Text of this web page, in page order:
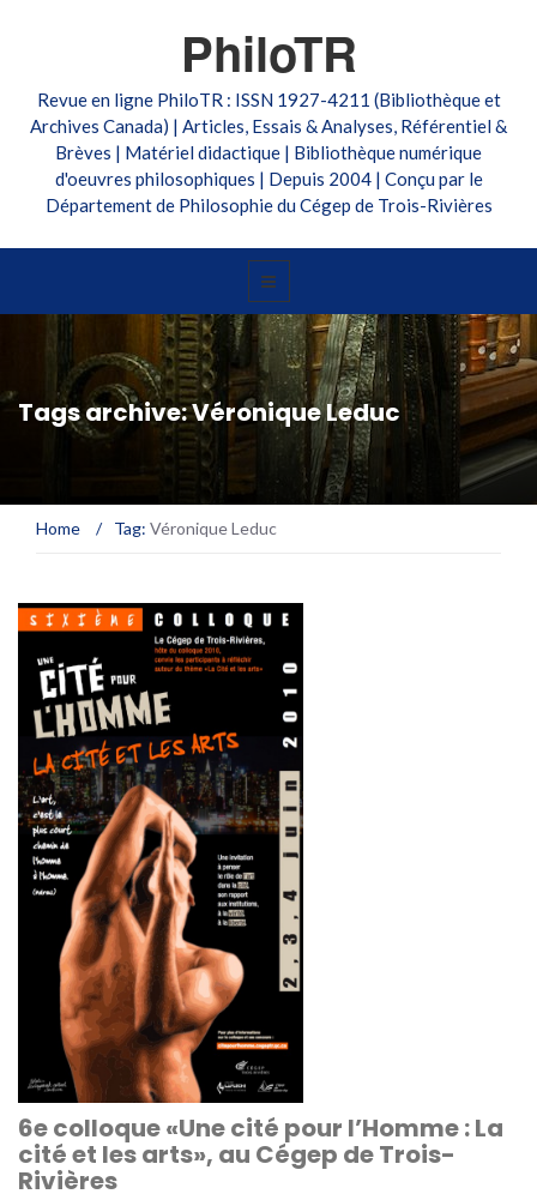
PhiloTR
Revue en ligne PhiloTR : ISSN 1927-4211 (Bibliothèque et
Archives Canada) | Articles, Essais & Analyses, Référentiel &
Brèves | Matériel didactique | Bibliothèque numérique
d'oeuvres philosophiques | Depuis 2004 | Conçu par le
Département de Philosophie du Cégep de Trois-Rivières
Tags archive: Véronique Leduc
Home / Tag: Véronique Leduc
6e colloque «Une cité pour l’Homme : La
cité et les arts», au Cégep de Trois-
Rivières